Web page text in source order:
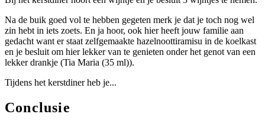
Na de buik goed vol te hebben gegeten merk je dat je toch nog wel
zin hebt in iets zoets. En ja hoor, ook hier heeft jouw familie aan
gedacht want er staat zelfgemaakte hazelnoottiramisu in de koelkast
en je besluit om hier lekker van te genieten onder het genot van een
lekker drankje (Tia Maria (35 ml)).
Tijdens het kerstdiner heb je...
Conclusie